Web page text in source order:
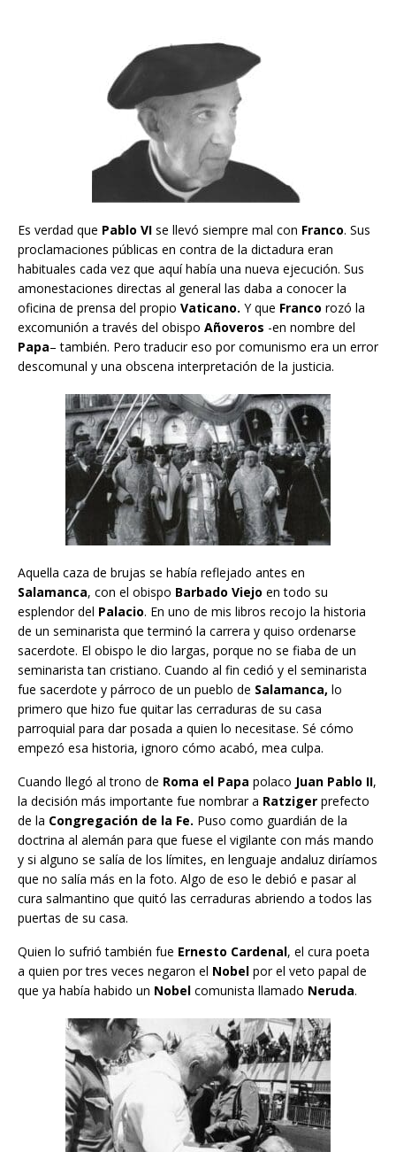
Es verdad que Pablo VI se llevó siempre mal con Franco. Sus
proclamaciones públicas en contra de la dictadura eran
habituales cada vez que aquí había una nueva ejecución. Sus
amonestaciones directas al general las daba a conocer la
oficina de prensa del propio Vaticano. Y que Franco rozó la
excomunión a través del obispo Añoveros -en nombre del
Papa– también. Pero traducir eso por comunismo era un error
descomunal y una obscena interpretación de la justicia.
Aquella caza de brujas se había reflejado antes en
Salamanca, con el obispo Barbado Viejo en todo su
esplendor del Palacio. En uno de mis libros recojo la historia
de un seminarista que terminó la carrera y quiso ordenarse
sacerdote. El obispo le dio largas, porque no se fiaba de un
seminarista tan cristiano. Cuando al fin cedió y el seminarista
fue sacerdote y párroco de un pueblo de Salamanca, lo
primero que hizo fue quitar las cerraduras de su casa
parroquial para dar posada a quien lo necesitase. Sé cómo
empezó esa historia, ignoro cómo acabó, mea culpa.
Cuando llegó al trono de Roma el Papa polaco Juan Pablo II,
la decisión más importante fue nombrar a Ratziger prefecto
de la Congregación de la Fe. Puso como guardián de la
doctrina al alemán para que fuese el vigilante con más mando
y si alguno se salía de los límites, en lenguaje andaluz diríamos
que no salía más en la foto. Algo de eso le debió e pasar al
cura salmantino que quitó las cerraduras abriendo a todos las
puertas de su casa.
Quien lo sufrió también fue Ernesto Cardenal, el cura poeta
a quien por tres veces negaron el Nobel por el veto papal de
que ya había habido un Nobel comunista llamado Neruda.